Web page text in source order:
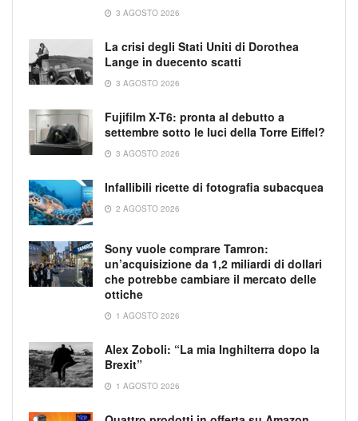
3 AGOSTO 2026
La crisi degli Stati Uniti di Dorothea
Lange in duecento scatti
3 AGOSTO 2026
Fujifilm X-T6: pronta al debutto a
settembre sotto le luci della Torre Eiffel?
3 AGOSTO 2026
Infallibili ricette di fotografia subacquea
2 AGOSTO 2026
Sony vuole comprare Tamron:
un’acquisizione da 1,2 miliardi di dollari
che potrebbe cambiare il mercato delle
ottiche
1 AGOSTO 2026
Alex Zoboli: “La mia Inghilterra dopo la
Brexit”
1 AGOSTO 2026